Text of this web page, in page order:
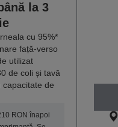
la 3
cu 95%*
față-verso
utilizat
de coli și tavă
de
RON înapoi